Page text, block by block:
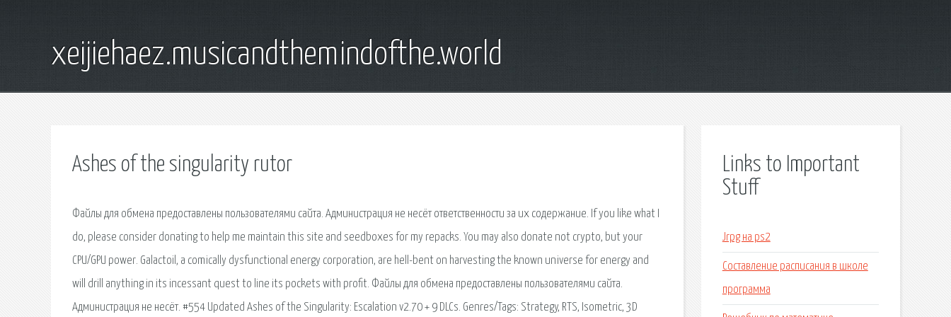
xeijiehaez.musicandthemindofthe.world
Ashes of the singularity rutor
Файлы для обмена предоставлены пользователями сайта. Администрация не несёт ответственности за их содержание. If you like what I
do, please consider donating to help me maintain this site and seedboxes for my repacks. You may also donate not crypto, but your
CPU/GPU power. Galactoil, a comically dysfunctional energy corporation, are hell-bent on harvesting the known universe for energy and
will drill anything in its incessant quest to line its pockets with profit. Файлы для обмена предоставлены пользователями сайта.
Администрация не несёт. #554 Updated Ashes of the Singularity: Escalation v2.70 + 9 DLCs. Genres/Tags: Strategy, RTS, Isometric, 3D
Links to Important
Stuff
Jrpg на ps2
Составление расписания в школе
программа